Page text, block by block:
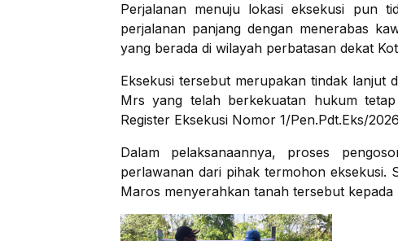
Perjalanan menuju lokasi eksekusi pun
perjalanan panjang dengan menerabas
yang berada di wilayah perbatasan dekat
Eksekusi tersebut merupakan tindak lanjut
Mrs yang telah berkekuatan hukum
Register Eksekusi Nomor 1/Pen.Pdt.Eks/
Dalam pelaksanaannya, proses
perlawanan dari pihak termohon eksekusi.
Maros menyerahkan tanah tersebut